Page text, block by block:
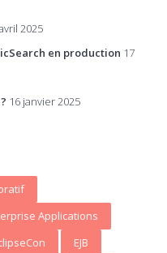
2025
en production 17
16 janvier 2025
Applications
EJB